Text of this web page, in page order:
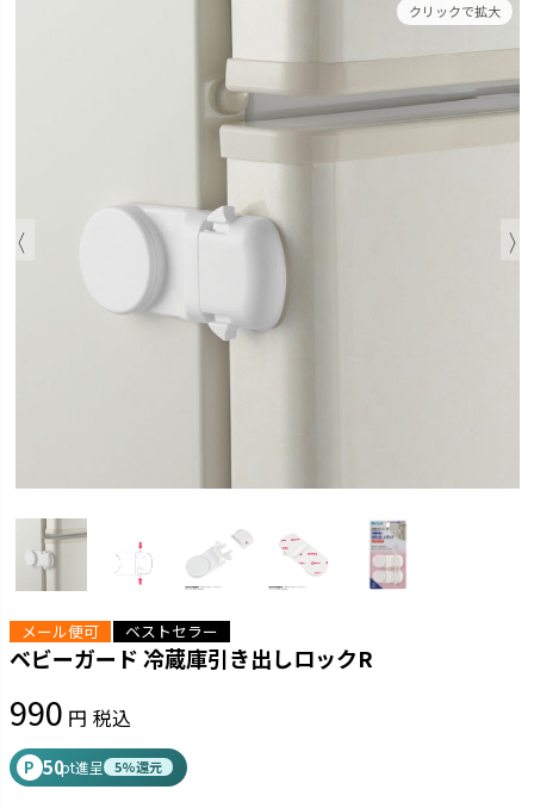
クリックで拡大
メール便可 ベストセラー
ベビーガード 冷蔵庫引き出しロックR
990 税込
P 50pt進呈 5%還元